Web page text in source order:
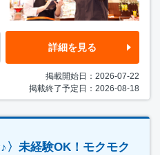
詳細を見る
掲載開始日：2026-07-22
掲載終了予定日：2026-08-18
〉未経験OK！モクモク